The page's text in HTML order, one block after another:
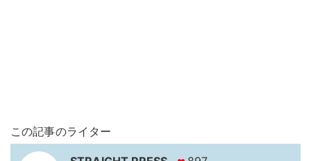
この記事のライター